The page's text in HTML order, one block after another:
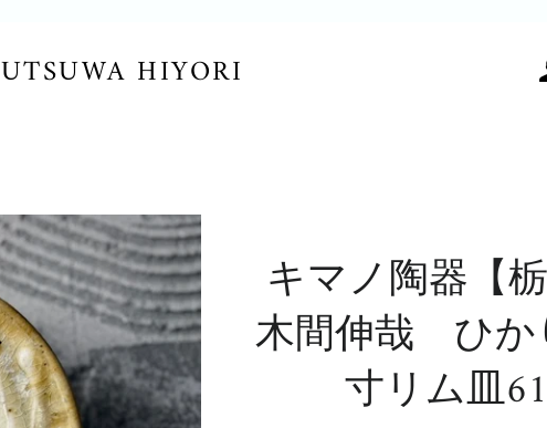
UTSUWA HIYORI
キマノ陶器【栃
木間伸哉 ひ
寸リム皿61